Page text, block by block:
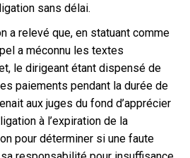
sans délai.
a relevé que, en statuant comme
a méconnu les textes
le dirigeant étant dispensé de
paiements pendant la durée de
aux juges du fond d’apprécier
à l’expiration de la
pour déterminer si une faute